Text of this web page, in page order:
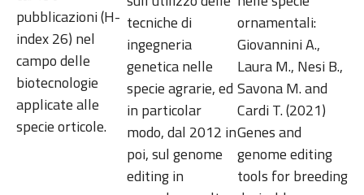
pubblicazioni (H-
index 26) nel
campo delle
biotecnologie
applicate alle
specie orticole.
tecniche di
ingegneria
genetica nelle
specie agrarie, ed
in particolar
modo, dal 2012 in
poi, sul genome
editing in
ornamentali:
Giovannini A.,
Laura M., Nesi B.,
Savona M. and
Cardi T. (2021)
Genes and
genome editing
tools for breeding